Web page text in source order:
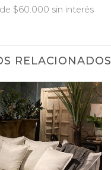
$60.000 sin interés
RELACIONADOS